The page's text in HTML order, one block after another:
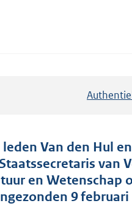
Van den Hul
van
en Wetenschap
9 februari